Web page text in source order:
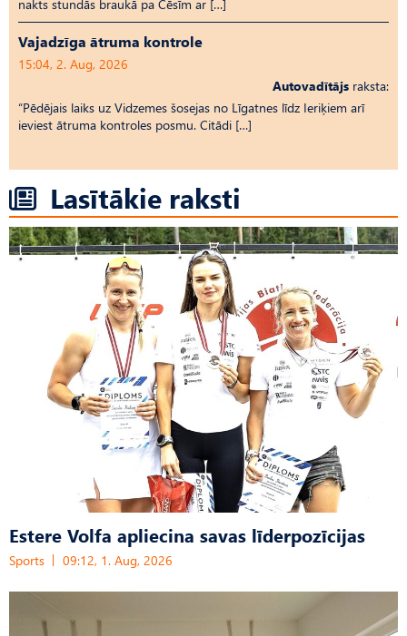
nakts stundās braukā pa Cēsīm ar […]
Vajadzīga ātruma kontrole
15:04, 2. Aug, 2026
Autovadītājs raksta:
“Pēdējais laiks uz Vid­ze­mes šosejas no Līgatnes līdz Ieriķiem arī
ieviest ātruma kontroles posmu. Citādi […]
Lasītākie raksti
Estere Volfa apliecina savas līderpozīcijas
Sports 09:12, 1. Aug, 2026